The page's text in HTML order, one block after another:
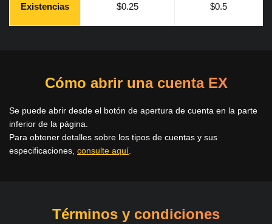
Existencias $0.25 $0.5
Cómo abrir una cuenta EX
Se puede abrir desde el botón de apertura de cuenta en la parte
inferior de la página.
Para obtener detalles sobre los tipos de cuentas y sus
especificaciones, consulte aquí
Términos y condiciones